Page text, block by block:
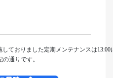
しておりました定期メンテナンスは
通りです。